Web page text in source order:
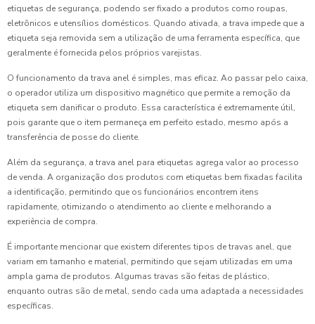
etiquetas de segurança, podendo ser fixado a produtos como roupas,
eletrônicos e utensílios domésticos. Quando ativada, a trava impede que a
etiqueta seja removida sem a utilização de uma ferramenta específica, que
geralmente é fornecida pelos próprios varejistas.
O funcionamento da trava anel é simples, mas eficaz. Ao passar pelo caixa,
o operador utiliza um dispositivo magnético que permite a remoção da
etiqueta sem danificar o produto. Essa característica é extremamente útil,
pois garante que o item permaneça em perfeito estado, mesmo após a
transferência de posse do cliente.
Além da segurança, a trava anel para etiquetas agrega valor ao processo
de venda. A organização dos produtos com etiquetas bem fixadas facilita
a identificação, permitindo que os funcionários encontrem itens
rapidamente, otimizando o atendimento ao cliente e melhorando a
experiência de compra.
É importante mencionar que existem diferentes tipos de travas anel, que
variam em tamanho e material, permitindo que sejam utilizadas em uma
ampla gama de produtos. Algumas travas são feitas de plástico,
enquanto outras são de metal, sendo cada uma adaptada a necessidades
específicas.